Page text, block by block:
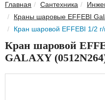
ЗВУКОИЗОЛЯЦИЯ
ТЕПЛОИЗОЛЯЦИЯ
Главная
Скачать прайс-лист
Главная Сантехника
Краны шаровые EFFEBI
Кран шаровой EFFEBI 1/2
Кран шаровой
GALAXY